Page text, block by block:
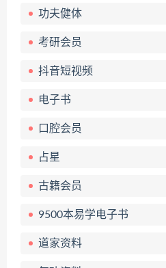
功夫健体
考研会员
抖音短视频
电子书
口腔会员
占星
古籍会员
9500本易学电子书
道家资料